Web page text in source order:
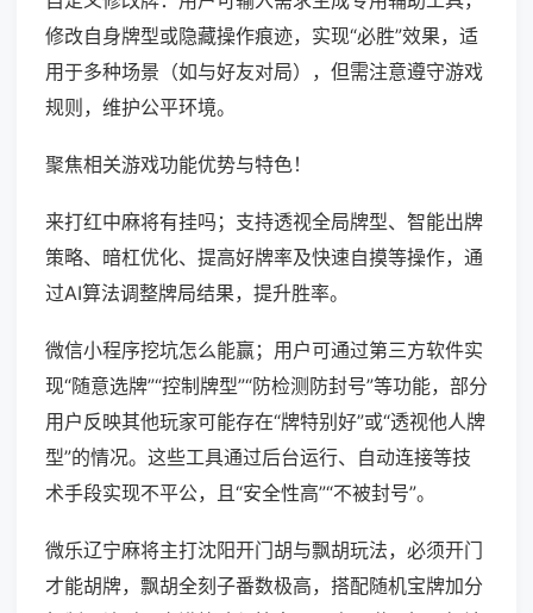
修改自身牌型或隐藏操作痕迹，实现“必胜”效果，适
用于多种场景（如与好友对局），但需注意遵守游戏
规则，维护公平环境。
聚焦相关游戏功能优势与特色！
来打红中麻将有挂吗；支持透视全局牌型、智能出牌
策略、暗杠优化、提高好牌率及快速自摸等操作，通
过AI算法调整牌局结果，提升胜率。
微信小程序挖坑怎么能赢；用户可通过第三方软件实
现“随意选牌”“控制牌型”“防检测防封号”等功能，部分
用户反映其他玩家可能存在“牌特别好”或“透视他人牌
型”的情况。这些工具通过后台运行、自动连接等技
术手段实现不平公，且“安全性高”“不被封号”。
微乐辽宁麻将主打沈阳开门胡与飘胡玩法，必须开门
才能胡牌，飘胡全刻子番数极高，搭配随机宝牌加分